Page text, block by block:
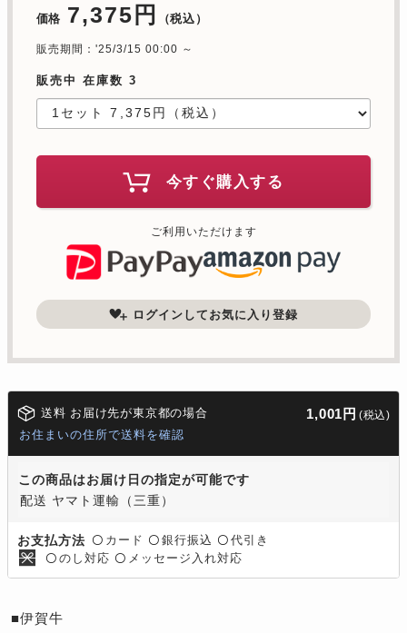
価格 7,375円 （税込）
販売期間：'25/3/15 00:00 ～
販売中 在庫数 3
今すぐ購入する
ご利用いただけます
ログインしてお気に入り登録
送料 お届け先が東京都の場合 1,001円 (税込)
お住まいの住所で送料を確認
この商品はお届け日の指定が可能です
配送 ヤマト運輸（三重）
お支払方法 〇 カード 〇 銀行振込 〇 代引き
〇 のし対応 〇 メッセージ入れ対応
■伊賀牛